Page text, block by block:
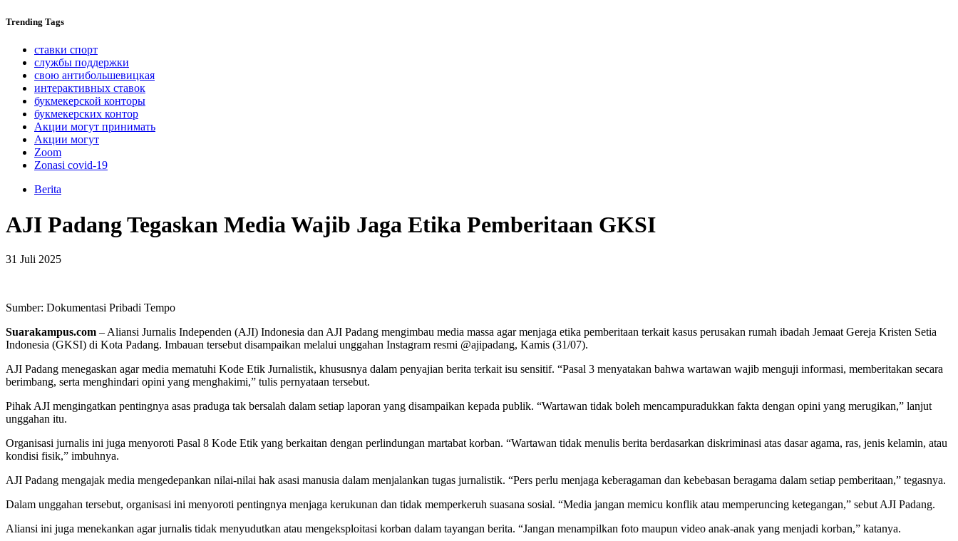
Trending Tags
ставки спорт
службы поддержки
свою антибольшевицкая
интерактивных ставок
букмекерской конторы
букмекерских контор
Акции могут принимать
Акции могут
Zoom
Zonasi covid-19
Berita
AJI Padang Tegaskan Media Wajib Jaga Etika Pemberitaan GKSI
31 Juli 2025
Sumber: Dokumentasi Pribadi Tempo
Suarakampus.com – Aliansi Jurnalis Independen (AJI) Indonesia dan AJI Padang mengimbau media massa agar menjaga etika pemberitaan terkait kasus perusakan rumah ibadah Jemaat Gereja Kristen Setia
Indonesia (GKSI) di Kota Padang. Imbauan tersebut disampaikan melalui unggahan Instagram resmi @ajipadang, Kamis (31/07).
AJI Padang menegaskan agar media mematuhi Kode Etik Jurnalistik, khususnya dalam penyajian berita terkait isu sensitif. “Pasal 3 menyatakan bahwa wartawan wajib menguji informasi, memberitakan secara
berimbang, serta menghindari opini yang menghakimi,” tulis pernyataan tersebut.
Pihak AJI mengingatkan pentingnya asas praduga tak bersalah dalam setiap laporan yang disampaikan kepada publik. “Wartawan tidak boleh mencampuradukkan fakta dengan opini yang merugikan,” lanjut
unggahan itu.
Organisasi jurnalis ini juga menyoroti Pasal 8 Kode Etik yang berkaitan dengan perlindungan martabat korban. “Wartawan tidak menulis berita berdasarkan diskriminasi atas dasar agama, ras, jenis kelamin, atau
kondisi fisik,” imbuhnya.
AJI Padang mengajak media mengedepankan nilai-nilai hak asasi manusia dalam menjalankan tugas jurnalistik. “Pers perlu menjaga keberagaman dan kebebasan beragama dalam setiap pemberitaan,” tegasnya.
Dalam unggahan tersebut, organisasi ini menyoroti pentingnya menjaga kerukunan dan tidak memperkeruh suasana sosial. “Media jangan memicu konflik atau memperuncing ketegangan,” sebut AJI Padang.
Aliansi ini juga menekankan agar jurnalis tidak menyudutkan atau mengeksploitasi korban dalam tayangan berita. “Jangan menampilkan foto maupun video anak-anak yang menjadi korban,” katanya.